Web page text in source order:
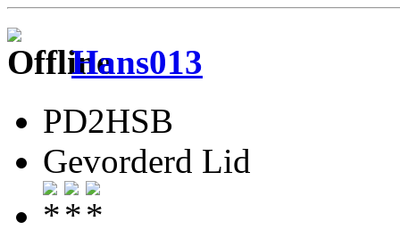
Hans013
PD2HSB
Gevorderd Lid